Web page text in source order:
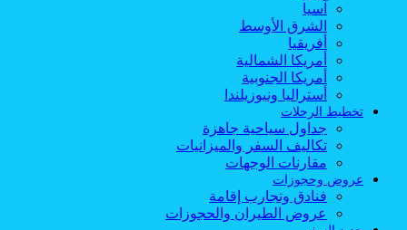
آسيا
الشرق الأوسط
أفريقيا
أمريكا الشمالية
أمريكا الجنوبية
أستراليا ونيوزيلندا
تخطيط الرحلات
جداول سياحية جاهزة
تكاليف السفر والميزانيات
مقارنات الوجهات
عروض وحجوزات
فنادق وتجارب إقامة
عروض الطيران والحجوزات